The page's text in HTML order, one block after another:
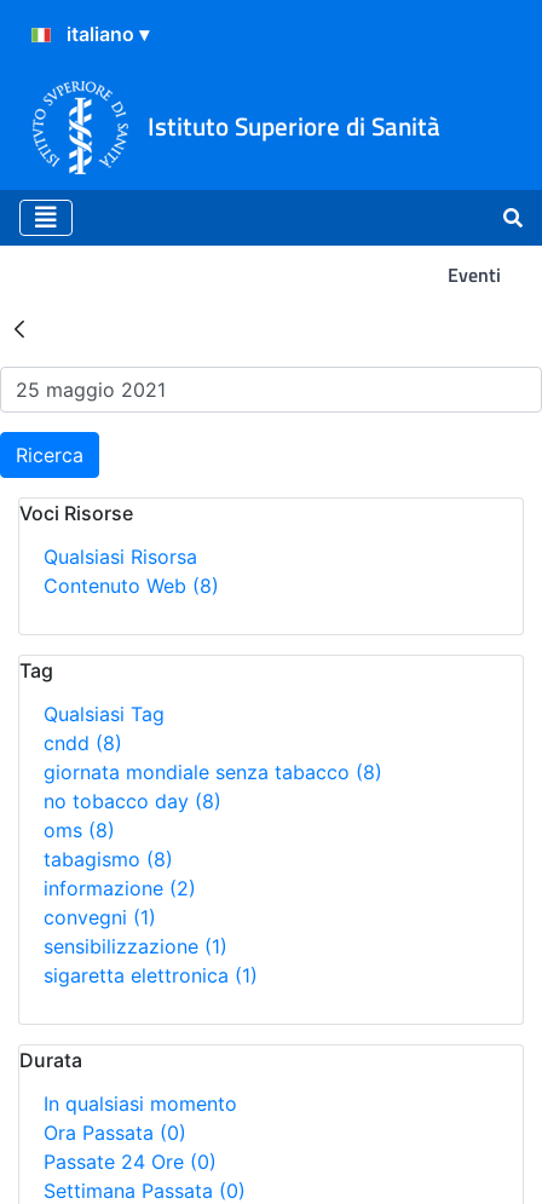
Istituto Superiore di Sanità
Eventi
Risultati della Ricerca -
Ricerca
Voci Risorse
Qualsiasi Risorsa
Contenuto Web (8)
Tag
Qualsiasi Tag
cndd (8)
giornata mondiale senza tabacco (8)
no tobacco day (8)
oms (8)
tabagismo (8)
informazione (2)
convegni (1)
sensibilizzazione (1)
sigaretta elettronica (1)
Durata
In qualsiasi momento
Ora Passata (0)
Passate 24 Ore (0)
Settimana Passata (0)